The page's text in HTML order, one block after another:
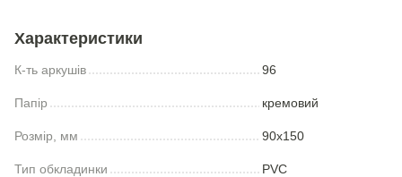
Характеристики
К-ть аркушів 96
Папір кремовий
Розмір, мм 90x150
Тип обкладинки PVC